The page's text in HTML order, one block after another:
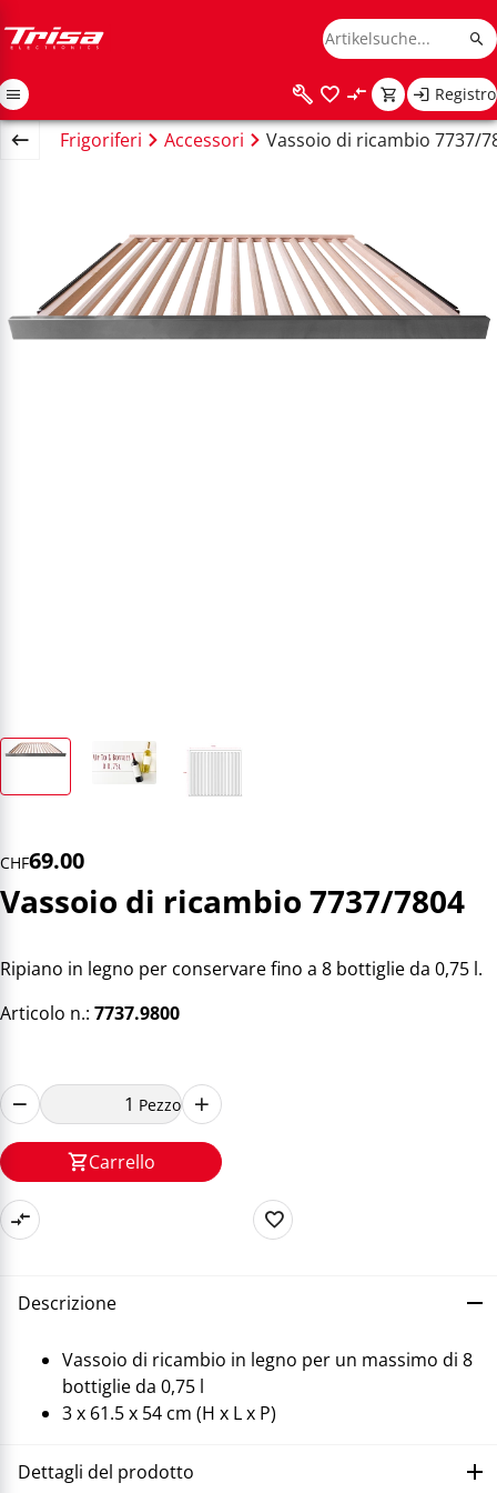
Registro
Frigoriferi Accessori Vassoio di ricambio 7737/
CHF69.00
Vassoio di ricambio 7737/7804
Ripiano in legno per conservare fino a 8 bottiglie da 0,75 l.
Articolo n.: 7737.9800
Pezzo
Carrello
Descrizione
Vassoio di ricambio in legno per un massimo di 8
bottiglie da 0,75 l
3 x 61.5 x 54 cm (H x L x P)
Dettagli del prodotto